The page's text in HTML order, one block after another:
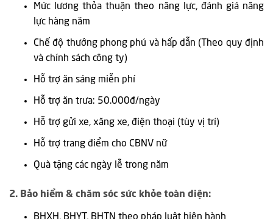
Mức lương thỏa thuận theo năng lực, đánh giá năng
lực hàng năm
Chế độ thưởng phong phú và hấp dẫn (Theo quy định
và chính sách công ty)
Hỗ trợ ăn sáng miễn phí
Hỗ trợ ăn trưa: 50.000đ/ngày
Hỗ trợ gửi xe, xăng xe, điện thoại (tùy vị trí)
Hỗ trợ trang điểm cho CBNV nữ
Quà tặng các ngày lễ trong năm
2. Bảo hiểm & chăm sóc sức khỏe toàn diện:
BHXH, BHYT, BHTN theo pháp luật hiện hành